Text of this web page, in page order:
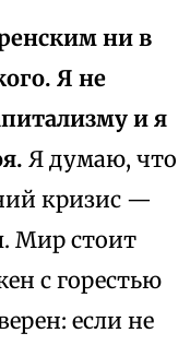
ни в
Я не
и я
Я думаю, что
кризис —
Мир стоит
с горестью
если не